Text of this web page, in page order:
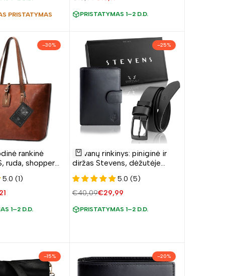
PRISTATYMAS PRISTATYMAS 1–2 D.D.
–30%
rankinė
ruda, shopper
5.0 (1)
1–2 D.D.
–25%
Pridėti
į
sąrašą
Pridėti
Dovanų rinkinys: piniginė ir
diržas Stevens, dėžutėje
5.0 (5)
Įprasta
€40,09Pardavimo
€29,99
PRISTATYMAS 1–2 D.D.
–15% –20%